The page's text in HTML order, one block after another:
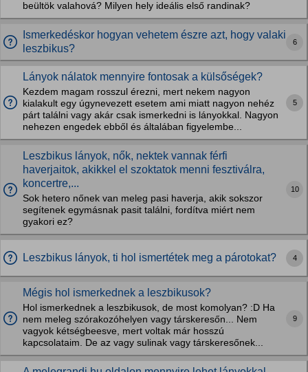
beültök valahová? Milyen hely ideális első randinak?
Ismerkedéskor hogyan vehetem észre azt, hogy valaki
leszbikus?
6
Lányok nálatok mennyire fontosak a külsőségek?
Kezdem magam rosszul érezni, mert nekem nagyon
kialakult egy úgynevezett esetem ami miatt nagyon nehéz
párt találni vagy akár csak ismerkedni is lányokkal. Nagyon
nehezen engedek ebből és általában figyelembe...
5
Leszbikus lányok, nők, nektek vannak férfi
haverjaitok, akikkel el szoktatok menni fesztiválra,
koncertre,...
Sok hetero nőnek van meleg pasi haverja, akik sokszor
segítenek egymásnak pasit találni, fordítva miért nem
gyakori ez?
10
Leszbikus lányok, ti hol ismertétek meg a párotokat? 4
Mégis hol ismerkednek a leszbikusok?
Hol ismerkednek a leszbikusok, de most komolyan? :D Ha
nem meleg szórakozóhelyen vagy társkeresőn... Nem
vagyok kétségbeesve, mert voltak már hosszú
kapcsolataim. De az vagy sulinak vagy társkeresőnek...
9